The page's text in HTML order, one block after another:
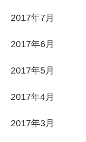
2017年7月
2017年6月
2017年5月
2017年4月
2017年3月